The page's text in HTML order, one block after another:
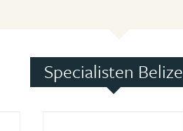
Specialisten Belize